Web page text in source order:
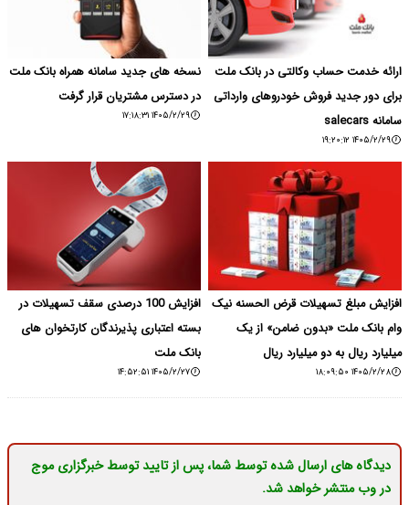
ارائه خدمت حساب وکالتی در بانک ملت
برای دور جدید فروش خودروهای وارداتی
سامانه salecars
۱۴۰۵/۲/۲۹ ۱۹:۲۰:۱۲
نسخه های جدید سامانه همراه بانک ملت
در دسترس مشتریان قرار گرفت
۱۴۰۵/۲/۲۹ ۱۷:۱۸:۳۱
افزایش مبلغ تسهیلات قرض الحسنه نیک
وام بانک ملت «بدون ضامن» از یک
میلیارد ریال به دو میلیارد ریال
۱۴۰۵/۲/۲۸ ۱۸:۰۹:۵۰
افزایش 100 درصدی سقف تسهیلات در
بسته اعتباری پذیرندگان کارتخوان های
بانک ملت
۱۴۰۵/۲/۲۷ ۱۴:۵۲:۵۱
دیدگاه های ارسال شده توسط شما، پس از تایید توسط خبرگزاری موج
در وب منتشر خواهد شد.